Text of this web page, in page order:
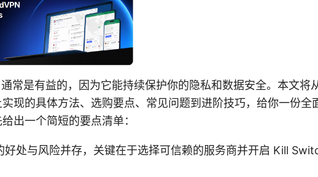
常是有益的，因为它能持续保护你的隐私和数据安全。本文将
现的具体方法、选购要点、常见问题到进阶技巧，给你一份全
出一个简短的要点清单：
好处与风险并存，关键在于选择可信赖的服务商并开启 Kill